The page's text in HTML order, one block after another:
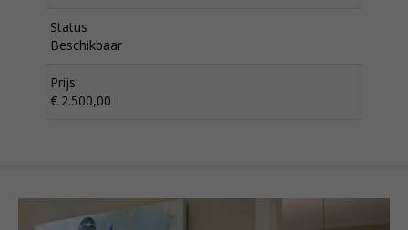
Status
Beschikbaar
Prijs
€ 2.500,00